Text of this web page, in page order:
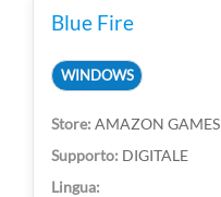
Blue Fire
WINDOWS
AMAZON GAMES
DIGITALE